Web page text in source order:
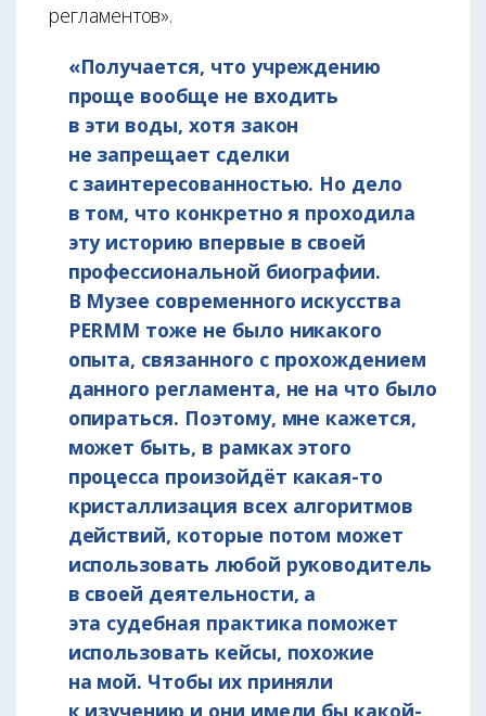
регламентов».
«Получается, что учреждению
проще вообще не входить
в эти воды, хотя закон
не запрещает сделки
с заинтересованностью. Но дело
в том, что конкретно я проходила
эту историю впервые в своей
профессиональной биографии.
В Музее современного искусства
PERMM тоже не было никакого
опыта, связанного с прохождением
данного регламента, не на что было
опираться. Поэтому, мне кажется,
может быть, в рамках этого
процесса произойдёт какая-то
кристаллизация всех алгоритмов
действий, которые потом может
использовать любой руководитель
в своей деятельности, а
эта судебная практика поможет
использовать кейсы, похожие
на мой. Чтобы их приняли
к изучению и они имели бы какой-